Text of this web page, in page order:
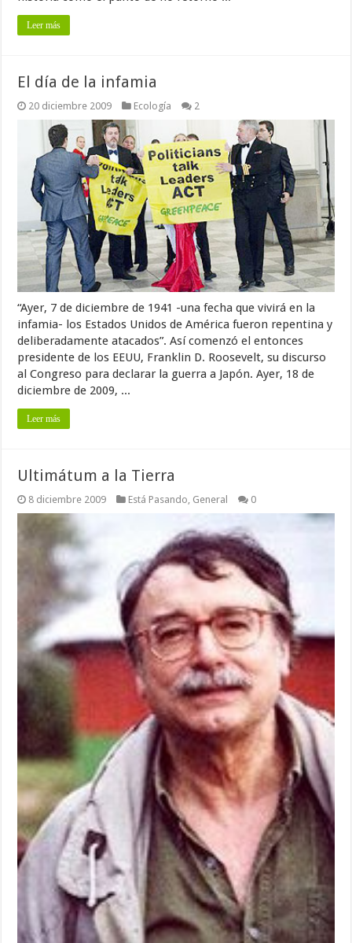
Leer más
El día de la infamia
20 diciembre 2009 Ecología 2
“Ayer, 7 de diciembre de 1941 -una fecha que vivirá en la
infamia- los Estados Unidos de América fueron repentina y
deliberadamente atacados”. Así comenzó el entonces
presidente de los EEUU, Franklin D. Roosevelt, su discurso
al Congreso para declarar la guerra a Japón. Ayer, 18 de
diciembre de 2009, ...
Leer más
Ultimátum a la Tierra
8 diciembre 2009 Está Pasando General 0